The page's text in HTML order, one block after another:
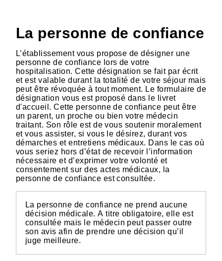
La personne de confiance
L’établissement vous propose de désigner une
personne de confiance lors de votre
hospitalisation. Cette désignation se fait par écrit
et est valable durant la totalité de votre séjour mais
peut être révoquée à tout moment. Le formulaire de
désignation vous est proposé dans le livret
d'accueil. Cette personne de confiance peut être
un parent, un proche ou bien votre médecin
traitant. Son rôle est de vous soutenir moralement
et vous assister, si vous le désirez, durant vos
démarches et entretiens médicaux. Dans le cas où
vous seriez hors d’état de recevoir l’information
nécessaire et d’exprimer votre volonté et
consentement sur des actes médicaux, la
personne de confiance est consultée.
La personne de confiance ne prend aucune
décision médicale. A titre obligatoire, elle est
consultée mais le médecin peut passer outre
son avis afin de prendre une décision qu’il
juge meilleure.